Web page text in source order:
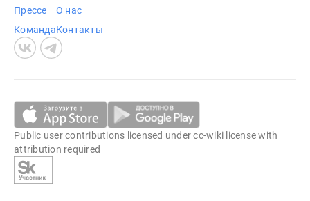
Прессе
Команда
О нас
Контакты
Public user contributions licensed undercc-wiki license with
attribution required